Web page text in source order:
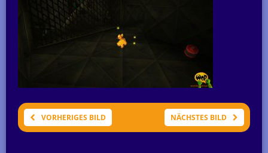
VORHERIGES BILD NÄCHSTES BILD